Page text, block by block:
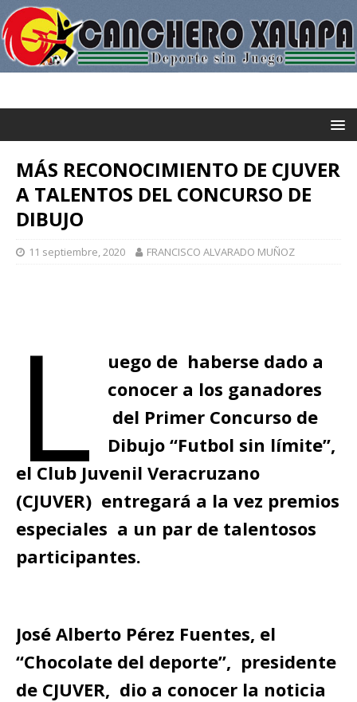
MÁS RECONOCIMIENTO DE CJUVER
A TALENTOS DEL CONCURSO DE
DIBUJO
11 septiembre, 2020 FRANCISCO ALVARADO MUÑOZ
L
uego de haberse dado a
conocer a los ganadores
del Primer Concurso de
Dibujo “Futbol sin límite”,
el Club Juvenil Veracruzano
(CJUVER) entregará a la vez premios
especiales a un par de talentosos
participantes.
José Alberto Pérez Fuentes, el
“Chocolate del deporte”, presidente
de CJUVER, dio a conocer la noticia